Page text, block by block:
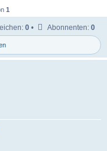
1
0• Abonnenten: 0